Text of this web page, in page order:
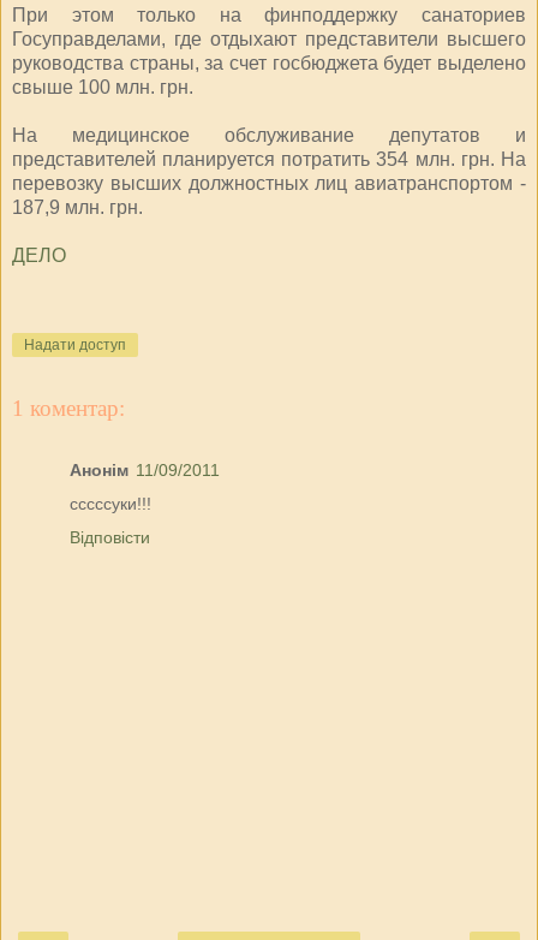
При этом только на финподдержку санаториев
Госуправделами, где отдыхают представители высшего
руководства страны, за счет госбюджета будет выделено
свыше 100 млн. грн.
На медицинское обслуживание депутатов и
представителей планируется потратить 354 млн. грн. На
перевозку высших должностных лиц авиатранспортом -
187,9 млн. грн.
ДЕЛО
Надати доступ
1 коментар:
Анонім 11/09/2011
сссссуки!!!
Відповісти